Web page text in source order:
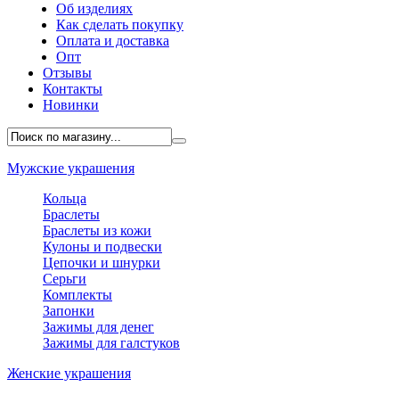
Об изделиях
Как сделать покупку
Оплата и доставка
Опт
Отзывы
Контакты
Новинки
Мужские украшения
Кольца
Браслеты
Браслеты из кожи
Кулоны и подвески
Цепочки и шнурки
Серьги
Комплекты
Запонки
Зажимы для денег
Зажимы для галстуков
Женские украшения